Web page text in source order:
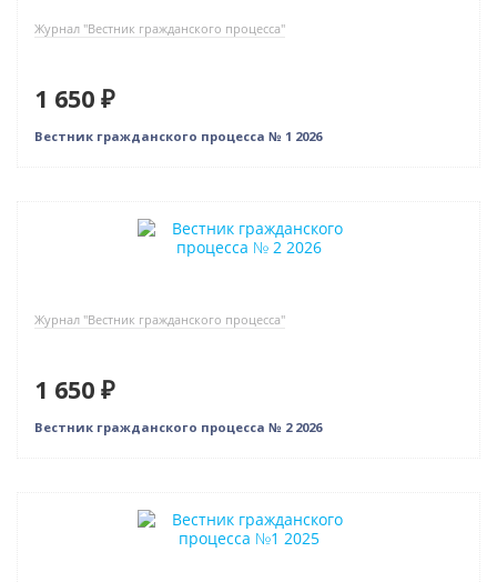
Журнал "Вестник гражданского процесса"
1 650 ₽
Вестник гражданского процесса № 1 2026
Журнал "Вестник гражданского процесса"
1 650 ₽
Вестник гражданского процесса № 2 2026